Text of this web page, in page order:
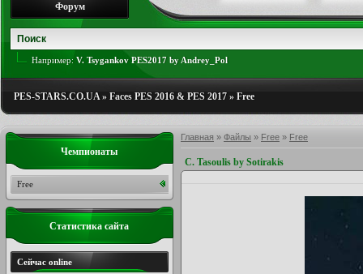
Форум
Например: V. Tsygankov PES2017 by Andrey_Pol
PES-STARS.CO.UA» Faces PES 2016 & PES 2017 » Free
Главная » Файлы » Free » Free
C. Tasoulis by Sotirakis
Чемпионаты
Free
Статистика сайта
Сейчас online